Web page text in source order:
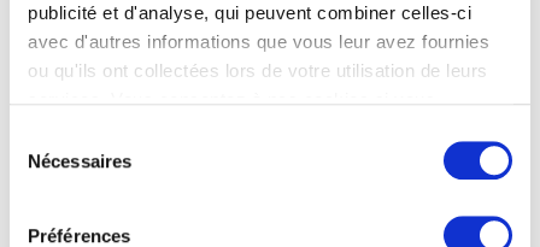
publicité et d'analyse, qui peuvent combiner celles-ci
avec d'autres informations que vous leur avez fournies
ou qu'ils ont collectées lors de votre utilisation de leurs
Nécessaires
Préférences